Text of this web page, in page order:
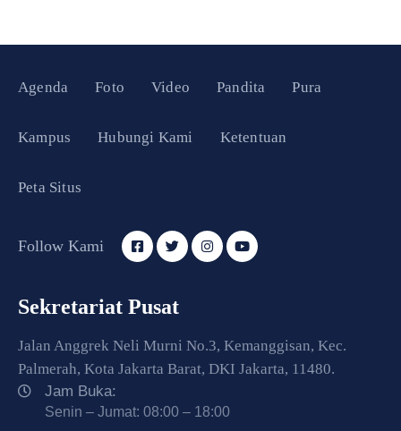
Agenda Foto Video Pandita Pura
Kampus Hubungi Kami Ketentuan
Peta Situs
Follow Kami
Sekretariat Pusat
Jalan Anggrek Neli Murni No.3, Kemanggisan, Kec.
Palmerah, Kota Jakarta Barat, DKI Jakarta, 11480.
Jam Buka:
Senin – Jumat: 08:00 – 18:00